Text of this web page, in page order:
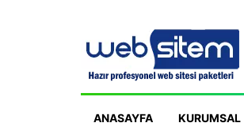
ANASAYFA KURUMSAL